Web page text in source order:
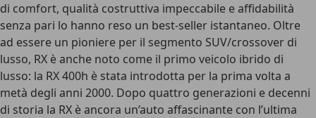
di comfort, qualità costruttiva impeccabile e affidabilità
senza pari lo hanno reso un best-seller istantaneo. Oltre
ad essere un pioniere per il segmento SUV/crossover di
lusso, RX è anche noto come il primo veicolo ibrido di
lusso: la RX 400h è stata introdotta per la prima volta a
metà degli anni 2000. Dopo quattro generazioni e decenni
di storia la RX è ancora un’auto affascinante con l’ultima